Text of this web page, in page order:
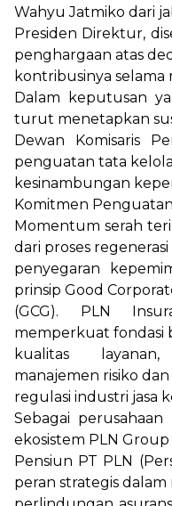
Wahyu Jatmiko dari
Presiden Direktur,
penghargaan atas
kontribusinya selama
Dalam keputusan
turut menetapkan
Dewan Komisaris
penguatan tata
kesinambungan
Komitmen
Momentum serah
dari proses regenerasi
penyegaran
prinsip Good
(GCG). PLN
memperkuat fondasi
kualitas
manajemen risiko
regulasi industri jasa
Sebagai
ekosistem PLN
Pensiun PT PLN
peran strategis